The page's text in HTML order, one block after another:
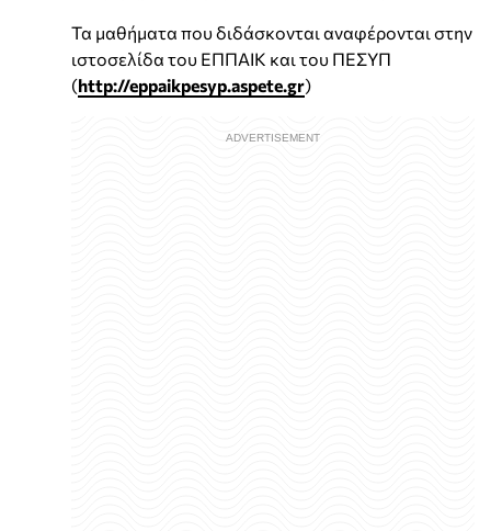
Τα μαθήματα που διδάσκονται αναφέρονται στην
ιστοσελίδα του ΕΠΠΑΙΚ και του ΠΕΣΥΠ
(http://eppaikpesyp.aspete.gr)